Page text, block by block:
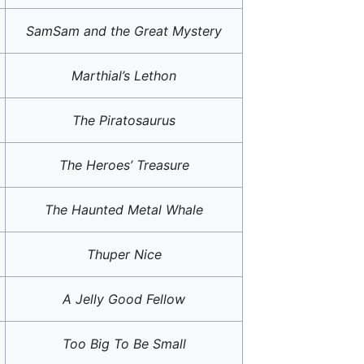
SamSam and the Great Mystery
Marthial’s Lethon
The Piratosaurus
The Heroes’ Treasure
The Haunted Metal Whale
Thuper Nice
A Jelly Good Fellow
Too Big To Be Small